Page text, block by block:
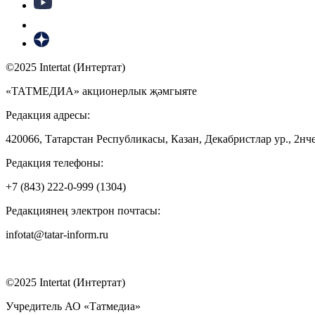
©2025 Intertat (Интертат)
«ТАТМЕДИА» акционерлык җәмгыяте
Редакция адресы:
420066, Татарстан Республикасы, Казан, Декабристлар ур.,
Редакция телефоны:
+7 (843) 222-0-999 (1304)
Редакциянең электрон почтасы:
infotat@tatar-inform.ru
©2025 Intertat (Интертат)
Учредитель АО «Татмедиа»